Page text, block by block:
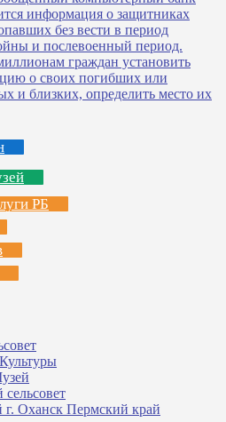
РБ
г. Оханск Пермский край